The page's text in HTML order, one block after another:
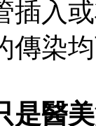
插入
傳染
是醫